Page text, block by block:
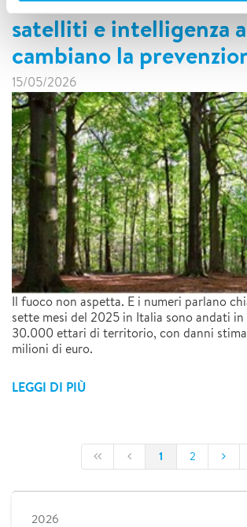
satelliti e intelligenza
cambiano la
15/05/2026
Il fuoco non aspetta. E i numeri parlano
sette mesi del 2025 in Italia sono andati
30.000 ettari di territorio, con danni
milioni di euro.
LEGGI DI PIÙ
1 2
2026